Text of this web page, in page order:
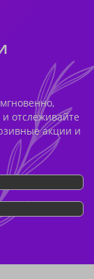
отслеживайте
акции и